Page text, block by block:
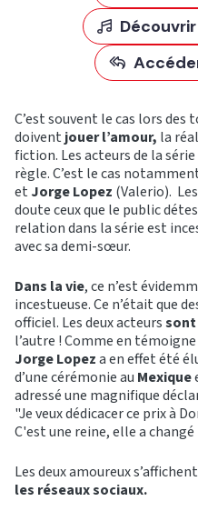
C’est souvent le cas lors des
doivent jouer l’amour, la
fiction. Les acteurs de la série
règle. C’est le cas
et Jorge Lopez (Valerio).
doute ceux que le public
relation dans la série est
avec sa demi-sœur.
Dans la vie, ce n’est
incestueuse. Ce n’était que
officiel. Les deux acteurs
l’autre ! Comme en
Jorge Lopeza en effet été
d’une cérémonie au Mexique
adressé une magnifique
"Je veux dédicacer ce prix à
C'est une reine, elle a
Les deux amoureux
les réseaux sociaux.